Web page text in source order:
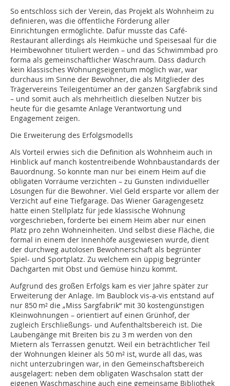
So entschloss sich der Verein, das Projekt als Wohnheim zu
definieren, was die öffentliche Förderung aller
Einrichtungen ermöglichte. Dafür musste das Café-
Restaurant allerdings als Heimküche und Speisesaal für die
Heimbewohner tituliert werden – und das Schwimmbad pro
forma als gemeinschaftlicher Waschraum. Dass dadurch
kein klassisches Wohnungseigentum möglich war, war
durchaus im Sinne der Bewohner, die als Mitglieder des
Trägervereins Teileigentümer an der ganzen Sargfabrik sind
– und somit auch als mehrheitlich dieselben Nutzer bis
heute für die gesamte Anlage Verantwortung und
Engagement zeigen.
Die Erweiterung des Erfolgsmodells
Als Vorteil erwies sich die Definition als Wohnheim auch in
Hinblick auf manch kostentreibende Wohnbaustandards der
Bauordnung. So konnte man nur bei einem Heim auf die
obligaten Vorräume verzichten – zu Gunsten individueller
Lösungen für die Bewohner. Viel Geld ersparte vor allem der
Verzicht auf eine Tiefgarage. Das Wiener Garagengesetz
hätte einen Stellplatz für jede klassische Wohnung
vorgeschrieben, forderte bei einem Heim aber nur einen
Platz pro zehn Wohneinheiten. Und selbst diese Fläche, die
formal in einem der Innenhöfe ausgewiesen wurde, dient
der durchweg autolosen Bewohnerschaft als begrünter
Spiel- und Sportplatz. Zu welchem ein üppig begrünter
Dachgarten mit Obst und Gemüse hinzu kommt.
Aufgrund des großen Erfolgs kam es vier Jahre später zur
Erweiterung der Anlage. Im Baublock vis-a-vis entstand auf
nur 850 m² die „Miss Sargfabrik“ mit 30 kostengünstigen
Kleinwohnungen – orientiert auf einen Grünhof, der
zugleich Erschließungs- und Aufenthaltsbereich ist. Die
Laubengänge mit Breiten bis zu 3 m werden von den
Mietern als Terrassen genutzt. Weil ein beträchtlicher Teil
der Wohnungen kleiner als 50 m² ist, wurde all das, was
nicht unterzubringen war, in den Gemeinschaftsbereich
ausgelagert: neben dem obligaten Waschsalon statt der
eigenen Waschmaschine auch eine gemeinsame Bibliothek